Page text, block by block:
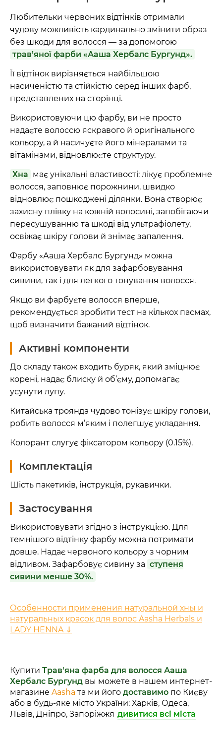
Любительки червоних відтінків отримали
чудову можливість кардинально змінити образ
без шкоди для волосся — за допомогою
трав’яної фарби «Ааша Хербалс Бургунд».
Її відтінок вирізняється найбільшою
насиченістю та стійкістю серед інших фарб,
представлених на сторінці.
Використовуючи цю фарбу, ви не просто
надаєте волоссю яскравого й оригінального
кольору, а й насичуєте його мінералами та
вітамінами, відновлюєте структуру.
Хна має унікальні властивості: лікує проблемне
волосся, заповнює порожнини, швидко
відновлює пошкоджені ділянки. Вона створює
захисну плівку на кожній волосині, запобігаючи
пересушуванню та шкоді від ультрафіолету,
освіжає шкіру голови й знімає запалення.
Фарбу «Ааша Хербалс Бургунд» можна
використовувати як для зафарбовування
сивини, так і для легкого тонування волосся.
Якщо ви фарбуєте волосся вперше,
рекомендується зробити тест на кількох пасмах,
щоб визначити бажаний відтінок.
Активні компоненти
До складу також входить буряк, який зміцнює
корені, надає блиску й об’єму, допомагає
усунути лупу.
Китайська троянда чудово тонізує шкіру голови,
робить волосся м’яким і полегшує укладання.
Колорант слугує фіксатором кольору (0.15%).
Комплектація
Шість пакетиків, інструкція, рукавички.
Застосування
Використовувати згідно з інструкцією. Для
темнішого відтінку фарбу можна потримати
довше. Надає червоного кольору з чорним
відливом. Зафарбовує сивину за ступеня
сивини менше 30%.
Особенности применения натуральной хны и
натуральных красок для волос Aasha Herbals и
LADY HENNA ⇓
Купити Трав'яна фарба для волосся Ааша
Хербалс Бургунд вы можете в нашем интернет-
магазине Aasha та ми його доставимо по Києву
або в будь-яке місто України: Харків, Одеса,
Львів, Дніпро, Запоріжжя дивитися всі міста